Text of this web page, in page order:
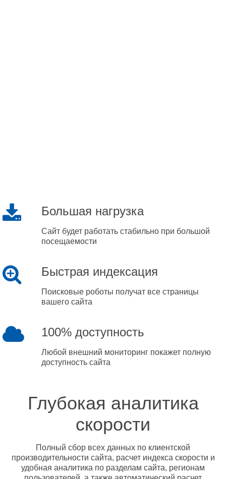
Большая нагрузка
Сайт будет работать стабильно при большой
посещаемости
Быстрая индексация
Поисковые роботы получат все страницы
вашего сайта
100% доступность
Любой внешний мониторинг покажет полную
доступность сайта
Глубокая аналитика
скорости
Полный сбор всех данных по клиентской
производительности сайта, расчет индекса скорости и
удобная аналитика по разделам сайта, регионам